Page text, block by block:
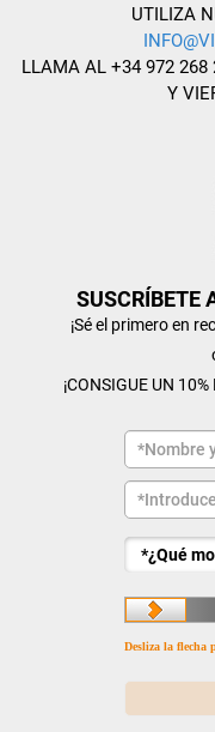
UTILIZA
LLAMA AL +34 972 268
Y
SUSCRÍBETE
¡Sé el primero en
¡CONSIGUE UN
Desliza la flecha